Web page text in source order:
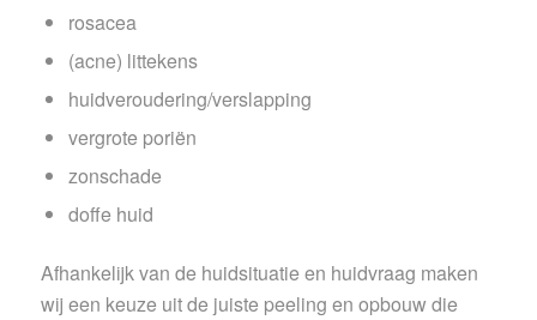
rosacea
(acne) littekens
huidveroudering/verslapping
vergrote poriën
zonschade
doffe huid
Afhankelijk van de huidsituatie en huidvraag maken
wij een keuze uit de juiste peeling en opbouw die